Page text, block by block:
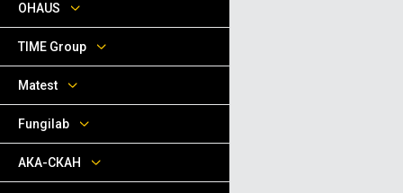
OHAUS
TIME Group
Matest
Fungilab
АКА-СКАН